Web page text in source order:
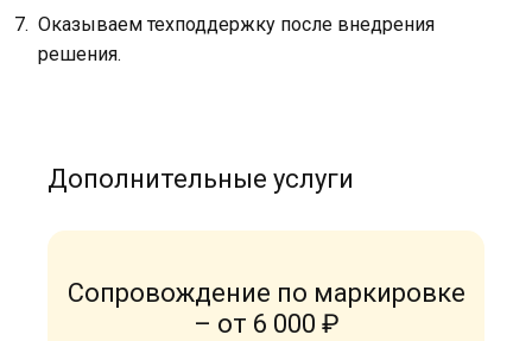
Оказываем техподдержку после внедрения
решения.
Дополнительные услуги
Сопровождение по маркировке
– от 6 000 ₽